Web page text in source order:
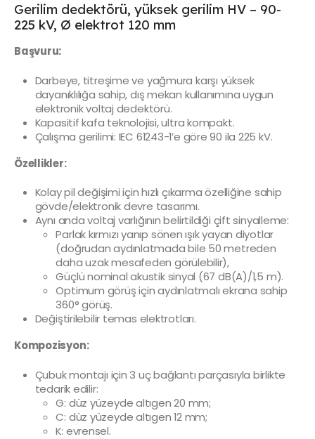
Gerilim dedektörü, yüksek gerilim HV – 90-
225 kV, Ø elektrot 120 mm
Başvuru:
Darbeye, titreşime ve yağmura karşı yüksek
dayanıklılığa sahip, dış mekan kullanımına uygun
elektronik voltaj dedektörü.
Kapasitif kafa teknolojisi, ultra kompakt.
Çalışma gerilimi: IEC 61243-1’e göre 90 ila 225 kV.
Özellikler:
Kolay pil değişimi için hızlı çıkarma özelliğine sahip
gövde/elektronik devre tasarımı.
Aynı anda voltaj varlığının belirtildiği çift sinyalleme:
Parlak kırmızı yanıp sönen ışık yayan diyotlar
(doğrudan aydınlatmada bile 50 metreden
daha uzak mesafeden görülebilir),
Güçlü nominal akustik sinyal (67 dB(A)/1,5 m).
Optimum görüş için aydınlatmalı ekrana sahip
360° görüş.
Değiştirilebilir temas elektrotları.
Kompozisyon:
Çubuk montajı için 3 uç bağlantı parçasıyla birlikte
tedarik edilir:
G: düz yüzeyde altıgen 20 mm;
C: düz yüzeyde altıgen 12 mm;
K: evrensel.